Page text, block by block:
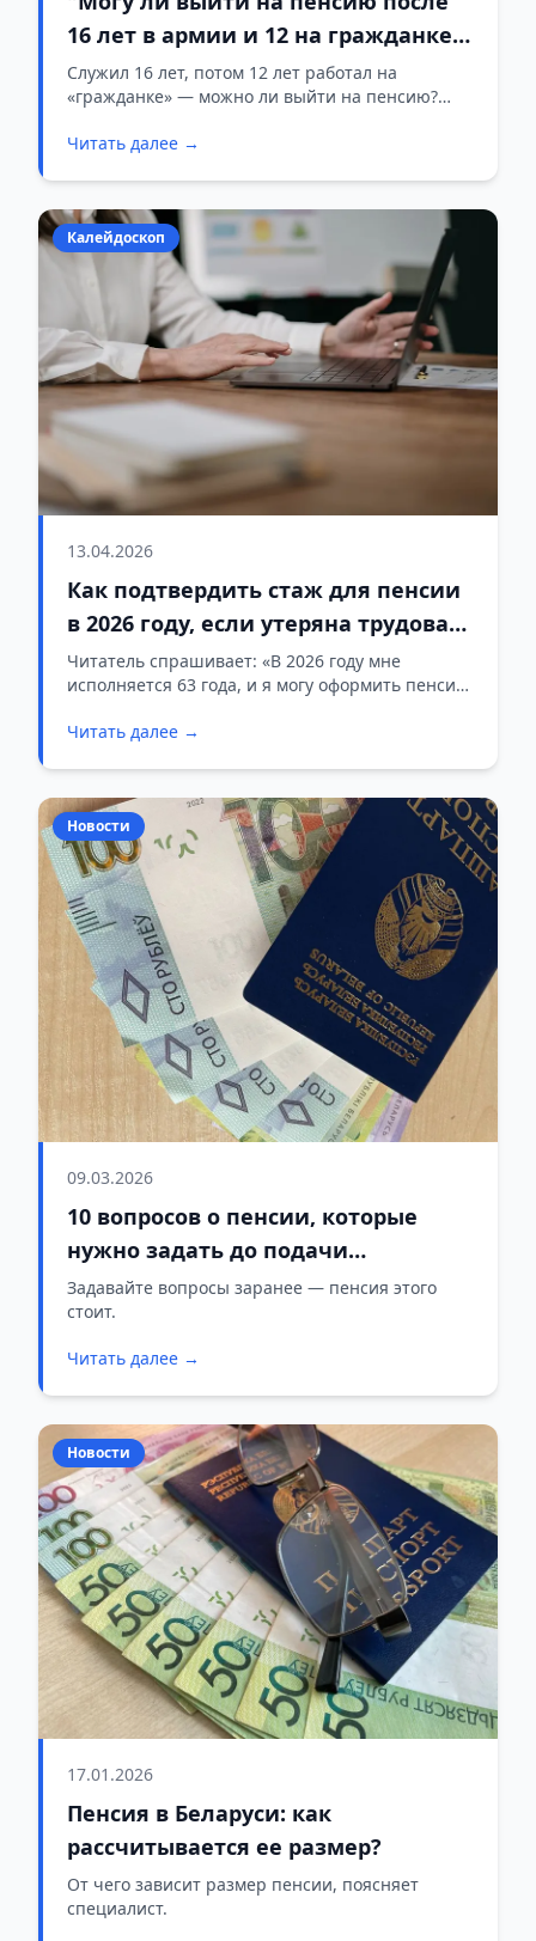
16 лет в армии и 12 на гражданке?"
Ответ специалистов
Служил 16 лет, потом 12 лет работал на
«гражданке» — можно ли выйти на пенсию?
райисполкома.
Читать далее →
Калейдоскоп
13.04.2026
Как подтвердить стаж для пенсии
в 2026 году, если утеряна трудовая
книжка
Читатель спрашивает: «В 2026 году мне
исполняется 63 года, и я могу оформить пенсию
книжка утеряна. Как мне подтвердить свой
Читать далее →
Новости
09.03.2026
10 вопросов о пенсии, которые
нужно задать до подачи
документов
Задавайте вопросы заранее — пенсия этого
стоит.
Читать далее →
Новости
17.01.2026
Пенсия в Беларуси: как
рассчитывается ее размер?
От чего зависит размер пенсии, поясняет
специалист.